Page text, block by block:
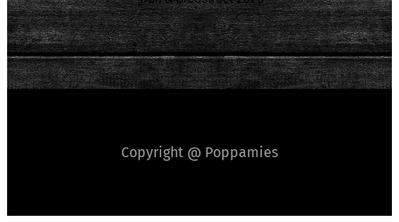
Copyright @ Poppamies